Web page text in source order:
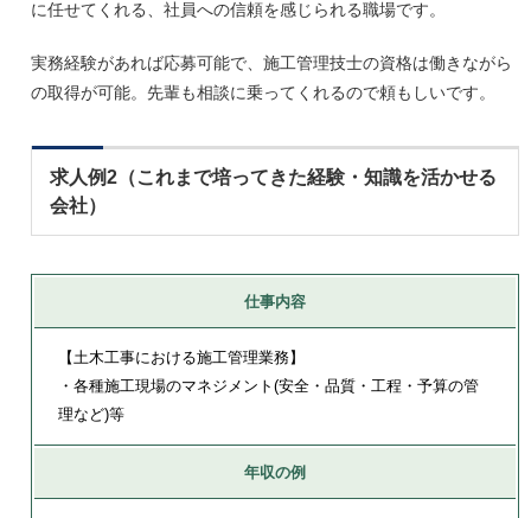
に任せてくれる、社員への信頼を感じられる職場です。
実務経験があれば応募可能で、施工管理技士の資格は働きながら
の取得が可能。先輩も相談に乗ってくれるので頼もしいです。
求人例2（これまで培ってきた経験・知識を活かせる
会社）
仕事内容
【土木工事における施工管理業務】
・各種施工現場のマネジメント(安全・品質・工程・予算の管
理など)等
年収の例